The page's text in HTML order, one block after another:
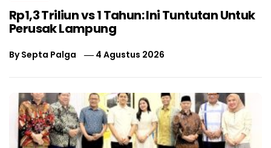
Rp1,3 Triliun vs 1 Tahun: Ini Tuntutan Untuk
Perusak Lampung
BySepta Palga 4 Agustus 2026